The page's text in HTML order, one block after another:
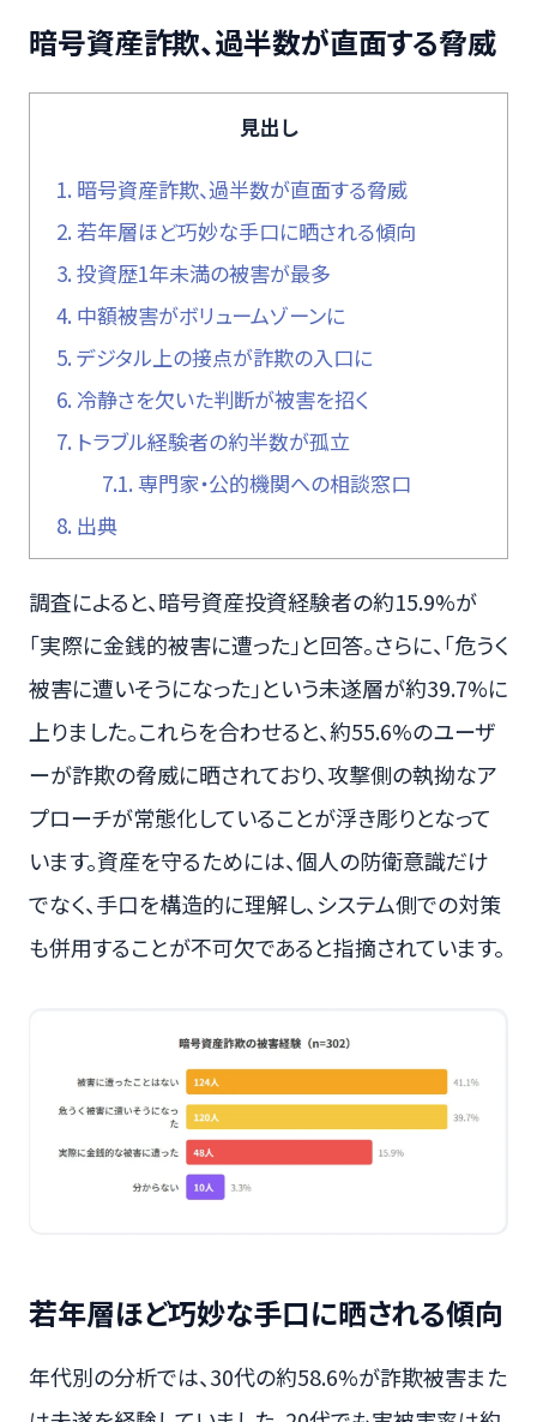
暗号資産詐欺、過半数が直面する脅威
見出し
1. 暗号資産詐欺、過半数が直面する脅威
2. 若年層ほど巧妙な手口に晒される傾向
3. 投資歴1年未満の被害が最多
4. 中額被害がボリュームゾーンに
5. デジタル上の接点が詐欺の入口に
6. 冷静さを欠いた判断が被害を招く
7. トラブル経験者の約半数が孤立
7.1. 専門家・公的機関への相談窓口
8. 出典
調査によると、暗号資産投資経験者の約15.9%が
「実際に金銭的被害に遭った」と回答。さらに、「危うく
被害に遭いそうになった」という未遂層が約39.7%に
上りました。これらを合わせると、約55.6%のユーザ
ーが詐欺の脅威に晒されており、攻撃側の執拗なア
プローチが常態化していることが浮き彫りとなって
います。資産を守るためには、個人の防衛意識だけ
でなく、手口を構造的に理解し、システム側での対策
も併用することが不可欠であると指摘されています。
若年層ほど巧妙な手口に晒される傾向
年代別の分析では、30代の約58.6%が詐欺被害また